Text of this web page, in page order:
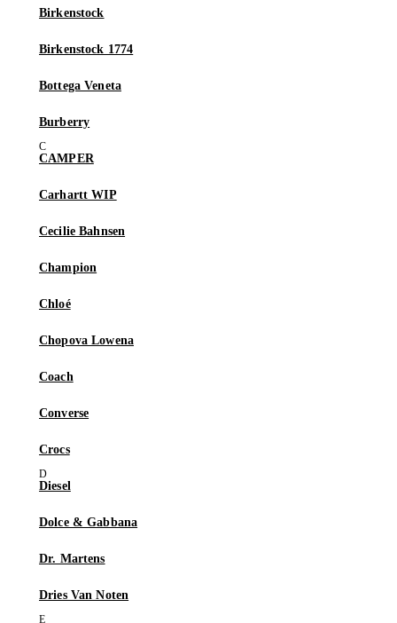
Birkenstock
Birkenstock 1774
Bottega Veneta
Burberry
CAMPER
Carhartt WIP
Cecilie Bahnsen
Champion
Chloé
Chopova Lowena
Coach
Converse
Crocs
Diesel
Dolce & Gabbana
Dr. Martens
Dries Van Noten